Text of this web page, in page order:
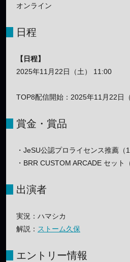
オンライン
日程
【日程】
2025年11月22日（土） 11:00
TOP8配信開始：2025年11月22日
賞金・賞品
・JeSU公認プロライセンス推薦（1
・BRR CUSTOM ARCADE セット
出演者
実況：ハマシカ
解説： ストーム久保
エントリー情報